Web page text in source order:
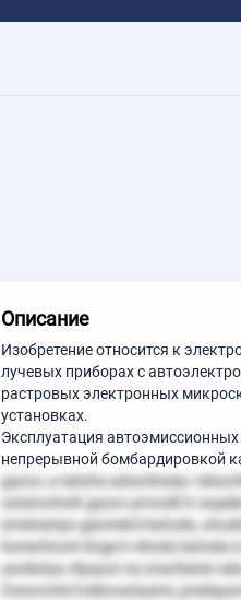
Описание
Изобретение относится к
лучевых приборах с
растровых электронных
установках.
Эксплуатация
непрерывной бомбардировкой
gazov, a takzhe adsorbtsiey i
ostatochnih gazov privodit k
izmeneniyu geometrii katoda,
konechnom itoge k vihodu katoda
yavleniya vliyayut na znachenie
Osnovnimi trebovaniyami,